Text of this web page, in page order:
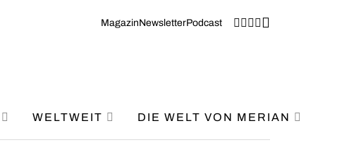
MagazinNewsletterPodcast
WELTWEIT DIE WELT VON MERIAN